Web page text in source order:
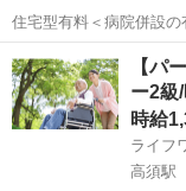
住宅型有料＜病院併設の有料
ホーム利用者に対する
寝介助 ・月7回程度（夜
5：00のいずれ...
高知 高知市 桟
【パ
ー2級
時給
ライフ
高須駅